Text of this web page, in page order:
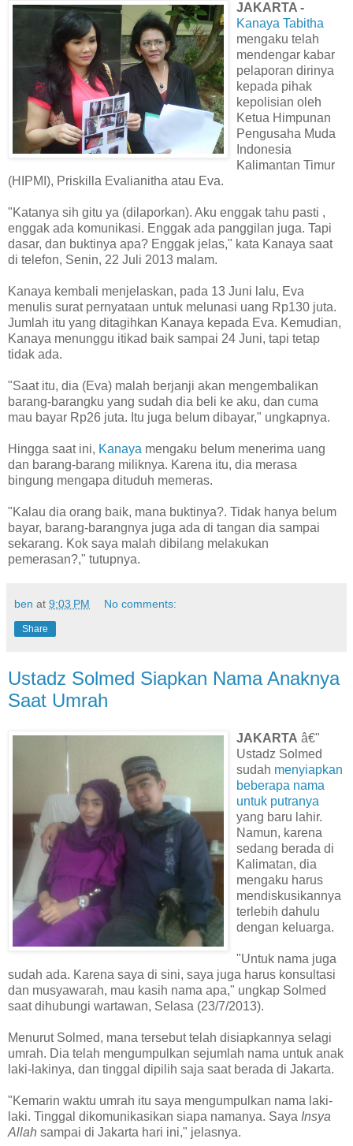
JAKARTA -
Kanaya Tabitha
mengaku telah
mendengar kabar
pelaporan dirinya
kepada pihak
kepolisian oleh
Ketua Himpunan
Pengusaha Muda
Indonesia
Kalimantan Timur
(HIPMI), Priskilla Evalianitha atau Eva.
"Katanya sih gitu ya (dilaporkan). Aku enggak tahu pasti ,
enggak ada komunikasi. Enggak ada panggilan juga. Tapi
dasar, dan buktinya apa? Enggak jelas," kata Kanaya saat
di telefon, Senin, 22 Juli 2013 malam.
Kanaya kembali menjelaskan, pada 13 Juni lalu, Eva
menulis surat pernyataan untuk melunasi uang Rp130 juta.
Jumlah itu yang ditagihkan Kanaya kepada Eva. Kemudian,
Kanaya menunggu itikad baik sampai 24 Juni, tapi tetap
tidak ada.
"Saat itu, dia (Eva) malah berjanji akan mengembalikan
barang-barangku yang sudah dia beli ke aku, dan cuma
mau bayar Rp26 juta. Itu juga belum dibayar," ungkapnya.
Hingga saat ini, Kanaya mengaku belum menerima uang
dan barang-barang miliknya. Karena itu, dia merasa
bingung mengapa dituduh memeras.
"Kalau dia orang baik, mana buktinya?. Tidak hanya belum
bayar, barang-barangnya juga ada di tangan dia sampai
sekarang. Kok saya malah dibilang melakukan
pemerasan?," tutupnya.
ben at 9:03 PM No comments:
Share
Ustadz Solmed Siapkan Nama Anaknya
Saat Umrah
JAKARTA â€"
Ustadz Solmed
sudah menyiapkan
beberapa nama
untuk putranya
yang baru lahir.
Namun, karena
sedang berada di
Kalimatan, dia
mengaku harus
mendiskusikannya
terlebih dahulu
dengan keluarga.
"Untuk nama juga
sudah ada. Karena saya di sini, saya juga harus konsultasi
dan musyawarah, mau kasih nama apa," ungkap Solmed
saat dihubungi wartawan, Selasa (23/7/2013).
Menurut Solmed, mana tersebut telah disiapkannya selagi
umrah. Dia telah mengumpulkan sejumlah nama untuk anak
laki-lakinya, dan tinggal dipilih saja saat berada di Jakarta.
"Kemarin waktu umrah itu saya mengumpulkan nama laki-
laki. Tinggal dikomunikasikan siapa namanya. Saya Insya
Allah sampai di Jakarta hari ini," jelasnya.